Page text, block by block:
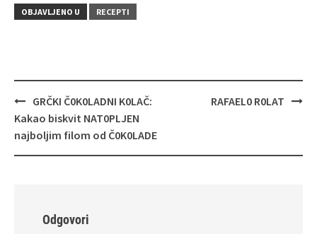
OBJAVLJENO U RECEPTI
Navigacija
objava
GRČKI Č0K0LADNI K0LAČ:
Kakao biskvit NAT0PLJEN
najboljim filom od Č0K0LADE
RAFAEL0 R0LAT
Odgovori